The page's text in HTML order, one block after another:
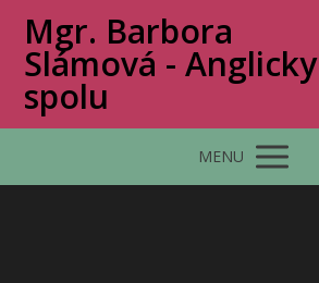
Mgr. Barbora
Slámová - Anglicky
spolu
MENU